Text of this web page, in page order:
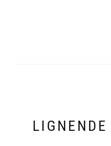
LIGNENDE